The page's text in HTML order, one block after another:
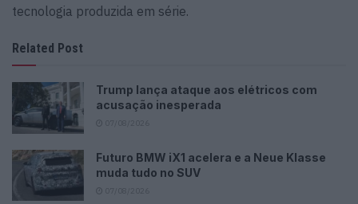
tecnologia produzida em série.
Related Post
Trump lança ataque aos elétricos com
acusação inesperada
Futuro BMW iX1 acelera e a Neue Klasse
muda tudo no SUV